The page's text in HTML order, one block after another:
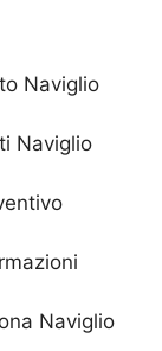
Naviglio
Naviglio
Naviglio